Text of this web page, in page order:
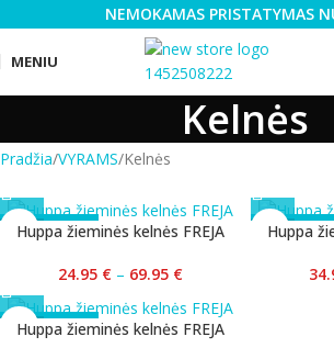
NEMOKAMAS PRISTATYMAS
MENIU
Kelnės
Pradžia VYRAMS Kelnės
-50%
Huppa žieminės kelnės FREJA
24.95 € – 69.95 €
-
Huppa
-17%
Huppa žieminės kelnės FREJA